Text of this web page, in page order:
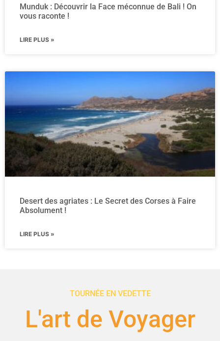
Munduk : Découvrir la Face méconnue de Bali ! On
vous raconte !
LIRE PLUS »
Desert des agriates : Le Secret des Corses à Faire
Absolument !
LIRE PLUS »
TOURNÉE EN VEDETTE
L'art de Voyager